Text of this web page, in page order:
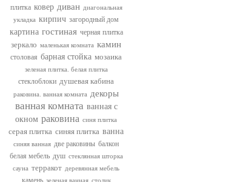
плитка ковер диван диагональная
укладка кирпич загородный дом
картина гостиная черная плитка
зеркало маленькая комната камин
столовая барная стойка мозаика
зеленая плитка. белая плитка
стеклоблоки душевая кабина
раковина. ванная комната декоры
ванная комната ванная с
окном раковина синя плитка
серая плитка синяя плитка ванна
синяя ванная две раковины балкон
белая мебель душ стеклянная шторка
сауна терракот деревянная мебель
камень зеленая ванная столик